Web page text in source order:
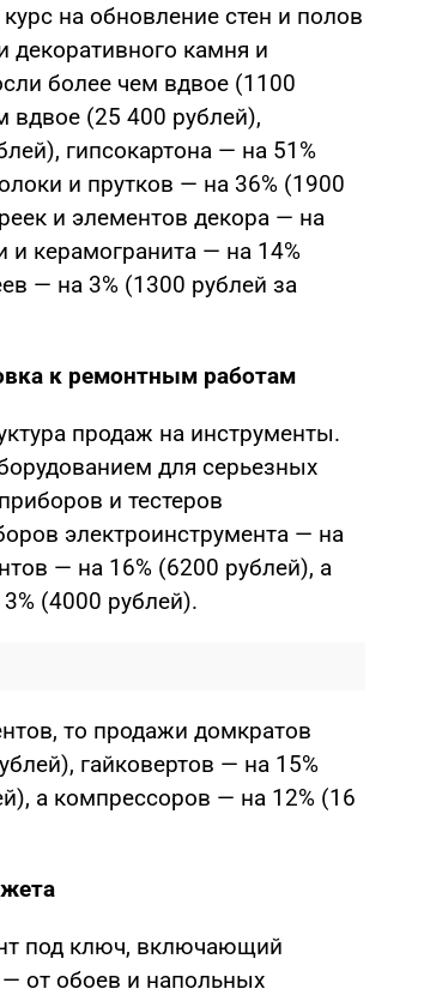
на обновление стен и полов
декоративного камня и
более чем вдвое (1100
вдвое (25 400 рублей),
гипсокартона — на 51%
и прутков — на 36% (1900
и элементов декора — на
и керамогранита — на 14%
— на 3% (1300 рублей за
к ремонтным работам
продаж на инструменты.
для серьезных
и тестеров
электроинструмента — на
— на 16% (6200 рублей), а
(4000 рублей).
то продажи домкратов
гайковертов — на 15%
а компрессоров — на 12% (16
под ключ, включающий
от обоев и напольных